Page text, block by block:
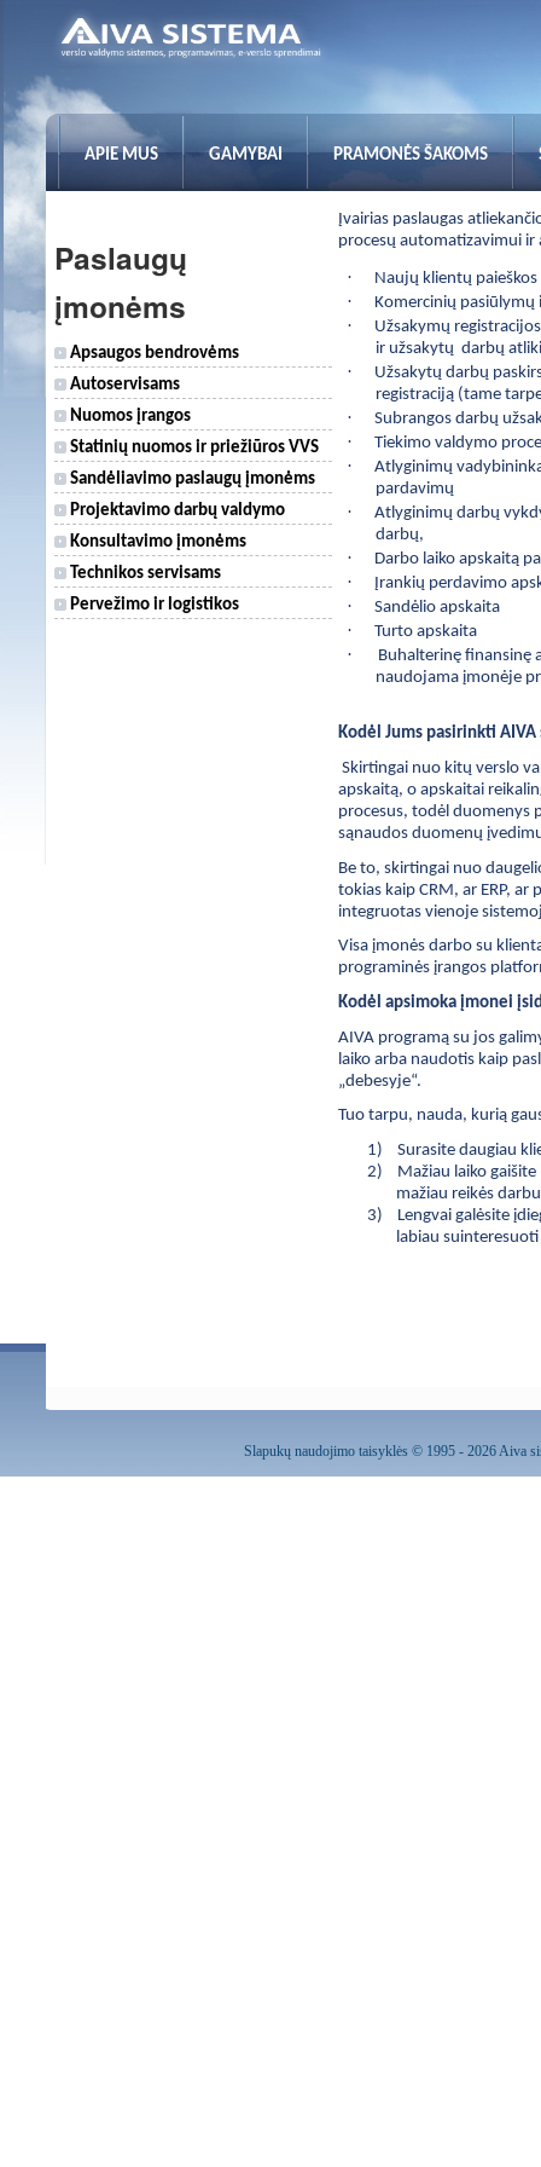
APIE MUS GAMYBAI PRAMONĖS ŠAKOMS
Paslaugų
įmonėms
Apsaugos bendrovėms
Autoservisams
Nuomos įrangos
Statinių nuomos ir priežiūros VVS
Sandėliavimo paslaugų įmonėms
Projektavimo darbų valdymo
Konsultavimo įmonėms
Technikos servisams
Pervežimo ir logistikos
Įvairias paslaugas
procesų automatizavimui ir
· Naujų klientų
· Komercinių
·
Užsakymų
ir užsakytų darbų
·
Užsakytų darbų
registraciją (tame
· Subrangos darbų
· Tiekimo valdymo
·
Atlyginimų
pardavimų
·
Atlyginimų darbų
darbų,
· Darbo laiko apskaitą
· Įrankių perdavimo
· Sandėlio apskaita
· Turto apskaita
·
Buhalterinę finansinę
naudojama įmonėje
Kodėl Jums pasirinkti
Skirtingai nuo kitų verslo
apskaitą, o apskaitai
procesus, todėl duomenys
sąnaudos duomenų
Be to, skirtingai nuo
tokias kaip CRM, ar ERP,
integruotas vienoje
Visa įmonės darbo su
programinės įrangos
Kodėl apsimoka įmonei
AIVA programą su jos
laiko arba naudotis kaip
„debesyje“.
Tuo tarpu, nauda, kurią
1)
Surasite daugiau
2)
Mažiau laiko
mažiau reikės
3)
Lengvai galėsite
labiau
Slapukų naudojimo taisyklės© 1995 - 2026 Aiva